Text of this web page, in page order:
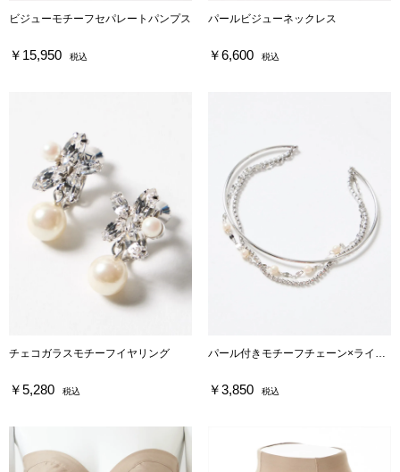
ビジューモチーフセパレートパンプス
￥15,950 税込
パールビジューネックレス
￥6,600 税込
チェコガラスモチーフイヤリング
￥5,280 税込
パール付きモチーフチェーン×ラインストーンチェーン×シンプルバーブレスレット
￥3,850 税込